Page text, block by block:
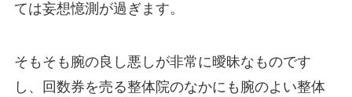
ては妄想憶測が過ぎます。
そもそも腕の良し悪しが非常に曖昧なものです
し、回数券を売る整体院のなかにも腕のよい整体